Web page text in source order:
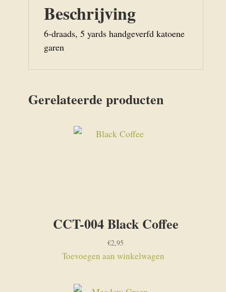
Beschrijving
6-draads, 5 yards handgeverfd katoene
garen
Gerelateerde producten
CCT-004 Black Coffee
€2,95
Toevoegen aan winkelwagen